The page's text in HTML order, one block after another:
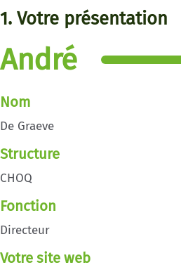
1. Votre présentation
André
Nom
De Graeve
Structure
CHOQ
Fonction
Directeur
Votre site web